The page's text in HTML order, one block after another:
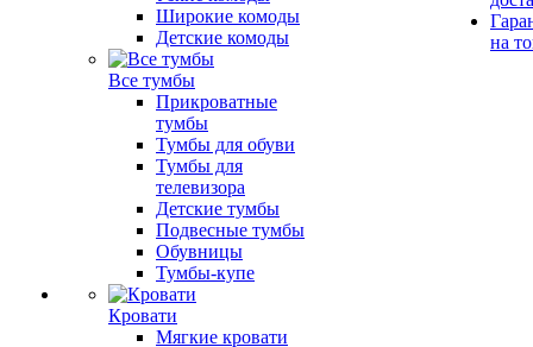
Широкие комоды
Детские комоды
Все тумбы
Прикроватные
тумбы
Тумбы для обуви
Тумбы для
телевизора
Детские тумбы
Подвесные тумбы
Обувницы
Тумбы-купе
Кровати
Мягкие кровати
на